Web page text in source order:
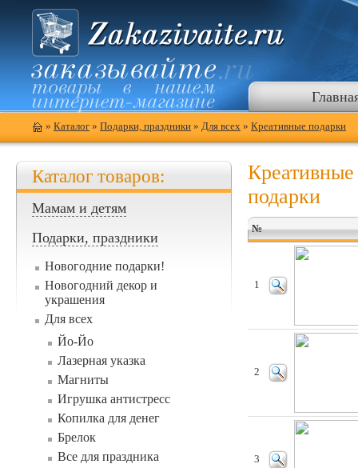
» Каталог » Подарки, праздники » Для всех » Креативные подарки
Каталог товаров:
Мамам и детям
Подарки, праздники
Новогодние подарки!
Новогодний декор и
украшения
Для всех
Йо-Йо
Лазерная указка
Магниты
Игрушка антистресс
Копилка для денег
Брелок
Все для праздника
Креативные
подарки
№
1
2
3